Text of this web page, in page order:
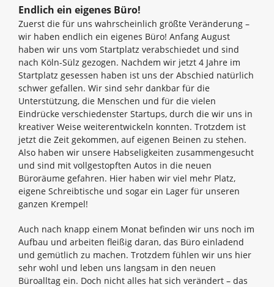
Endlich ein eigenes Büro!
Zuerst die für uns wahrscheinlich größte Veränderung –
wir haben endlich ein eigenes Büro! Anfang August
haben wir uns vom Startplatz verabschiedet und sind
nach Köln-Sülz gezogen. Nachdem wir jetzt 4 Jahre im
Startplatz gesessen haben ist uns der Abschied natürlich
schwer gefallen. Wir sind sehr dankbar für die
Unterstützung, die Menschen und für die vielen
Eindrücke verschiedenster Startups, durch die wir uns in
kreativer Weise weiterentwickeln konnten. Trotzdem ist
jetzt die Zeit gekommen, auf eigenen Beinen zu stehen.
Also haben wir unsere Habseligkeiten zusammengesucht
und sind mit vollgestopften Autos in die neuen
Büroräume gefahren. Hier haben wir viel mehr Platz,
eigene Schreibtische und sogar ein Lager für unseren
ganzen Krempel!
Auch nach knapp einem Monat befinden wir uns noch im
Aufbau und arbeiten fleißig daran, das Büro einladend
und gemütlich zu machen. Trotzdem fühlen wir uns hier
sehr wohl und leben uns langsam in den neuen
Büroalltag ein. Doch nicht alles hat sich verändert – das